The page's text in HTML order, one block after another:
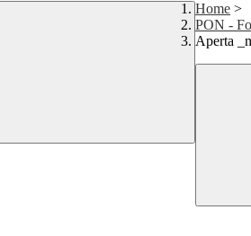
Home >
PON -
Aperta